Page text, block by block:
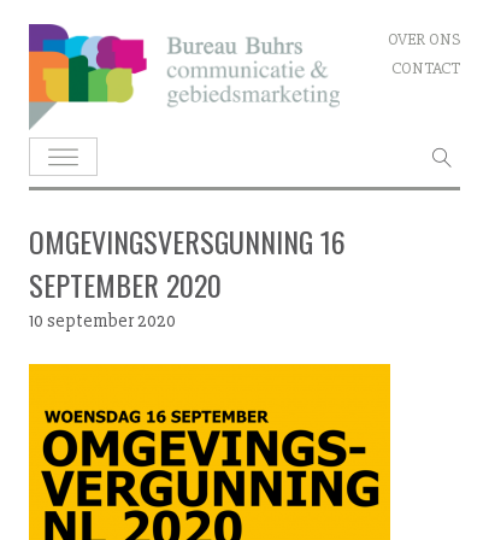
Skip
to
content
OVER ONS
CONTACT
OMGEVINGSVERSGUNNING 16
SEPTEMBER 2020
10 september 2020